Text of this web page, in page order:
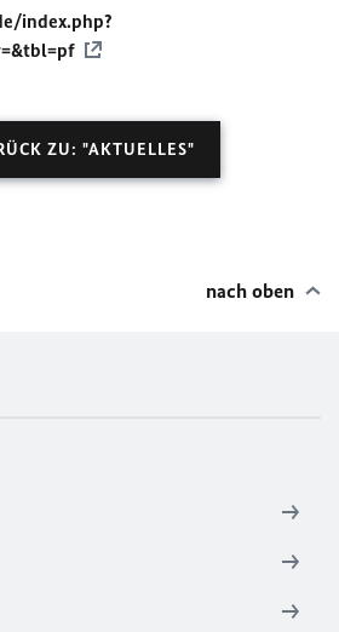
index.php?
ZU: "AKTUELLES"
nach oben